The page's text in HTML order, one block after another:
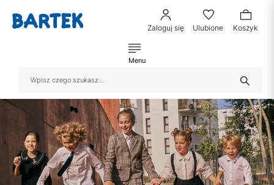
Zaloguj się Ulubione Koszyk
Menu